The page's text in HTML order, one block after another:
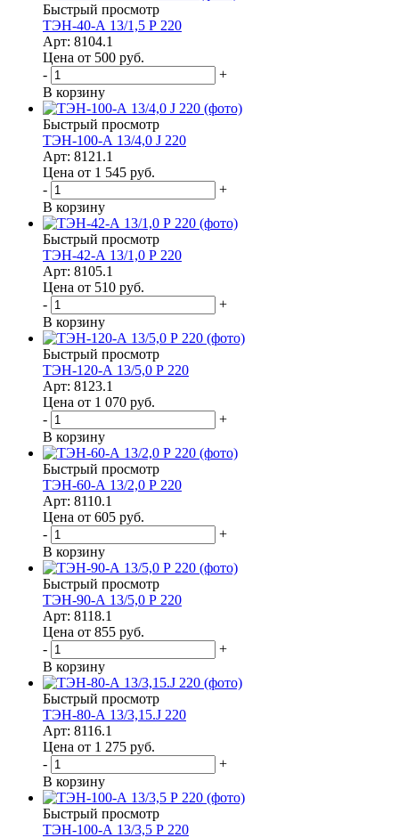
Быстрый просмотр
ТЭН-40-А 13/1,5 Р 220
Арт: 8104.1
Цена от 500 руб.
-
+
В корзину
Быстрый просмотр
ТЭН-100-А 13/4,0 J 220
Арт: 8121.1
Цена от 1 545 руб.
-
+
В корзину
Быстрый просмотр
ТЭН-42-А 13/1,0 Р 220
Арт: 8105.1
Цена от 510 руб.
-
+
В корзину
Быстрый просмотр
ТЭН-120-А 13/5,0 Р 220
Арт: 8123.1
Цена от 1 070 руб.
-
+
В корзину
Быстрый просмотр
ТЭН-60-А 13/2,0 Р 220
Арт: 8110.1
Цена от 605 руб.
-
+
В корзину
Быстрый просмотр
ТЭН-90-А 13/5,0 Р 220
Арт: 8118.1
Цена от 855 руб.
-
+
В корзину
Быстрый просмотр
ТЭН-80-А 13/3,15.J 220
Арт: 8116.1
Цена от 1 275 руб.
-
+
В корзину
Быстрый просмотр
ТЭН-100-А 13/3,5 Р 220